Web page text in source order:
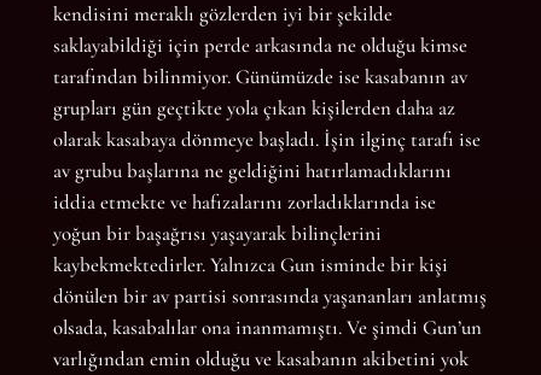
kendisini meraklı gözlerden iyi bir şekilde
saklayabildiği için perde arkasında ne olduğu kimse
tarafından bilinmiyor. Günümüzde ise kasabanın av
grupları gün geçtikte yola çıkan kişilerden daha az
olarak kasabaya dönmeye başladı. İşin ilginç tarafı ise
av grubu başlarına ne geldiğini hatırlamadıklarını
iddia etmekte ve hafızalarını zorladıklarında ise
yoğun bir başağrısı yaşayarak bilinçlerini
kaybekmektedirler. Yalnızca Gun isminde bir kişi
dönülen bir av partisi sonrasında yaşananları anlatmış
olsada, kasabalılar ona inanmamıştı. Ve şimdi Gun’un
varlığından emin olduğu ve kasabanın akibetini yok